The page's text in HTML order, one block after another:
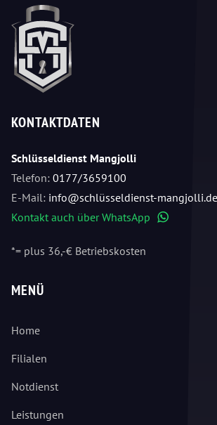
KONTAKTDATEN
Schlüsseldienst Mangjolli
Telefon: 0177/3659100
E-Mail: info@schlüsseldienst-mangjolli.de
Kontakt auch über WhatsApp
*= plus 36,-€ Betriebskosten
MENÜ
Home
Filialen
Notdienst
Leistungen